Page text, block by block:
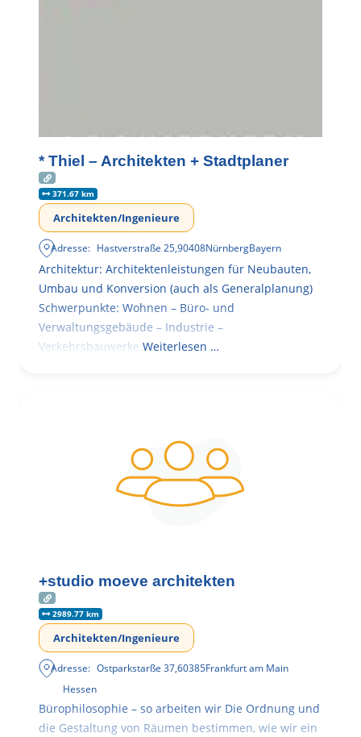
* Thiel – Architekten + Stadtplaner
371.67 km
Architekten/Ingenieure
Adresse: Hastverstraße 25,90408NürnbergBayern
Architektur: Architektenleistungen für Neubauten,
Umbau und Konversion (auch als Generalplanung)
Schwerpunkte: Wohnen – Büro- und
Verwaltungsgebäude – Industrie –
Verkehrsbauwerke. Weiterlesen …
+studio moeve architekten
2989.77 km
Architekten/Ingenieure
Adresse: Ostparkstarße 37,60385Frankfurt am Main
Hessen
Bürophilosophie – so arbeiten wir Die Ordnung und
die Gestaltung von Räumen bestimmen, wie wir ein